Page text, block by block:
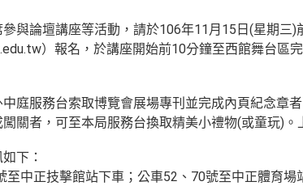
與論壇講座等活動，請於106年11月15日(星期三)
）報名，於講座開始前10分鐘至西館舞台區
庭服務台索取博覽會展場專刊並完成內頁紀念章
關者，可至本局服務台換取精美小禮物(或童玩)。
下：
至中正技擊館站下車；公車52、70號至中正體育場